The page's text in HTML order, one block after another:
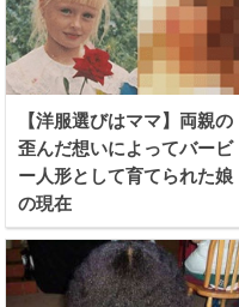
【洋服選びはママ】両親の
歪んだ想いによってバービ
ー人形として育てられた娘
の現在